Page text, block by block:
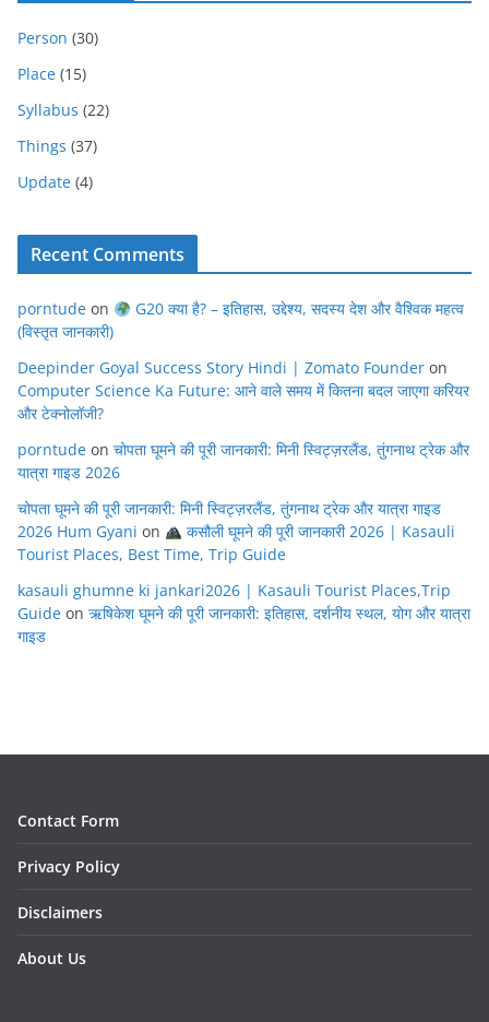
Person (30)
Place (15)
Syllabus (22)
Things (37)
Update (4)
Recent Comments
porntude on
G20 क्या है? – इतिहास, उद्देश्य, सदस्य देश और वैश्विक महत्व
(विस्तृत जानकारी)
Deepinder Goyal Success Story Hindi | Zomato Founder on
Computer Science Ka Future: आने वाले समय में कितना बदल जाएगा करियर
और टेक्नोलॉजी?
porntude on चोपता घूमने की पूरी जानकारी: मिनी स्विट्ज़रलैंड, तुंगनाथ ट्रेक और
यात्रा गाइड 2026
चोपता घूमने की पूरी जानकारी: मिनी स्विट्ज़रलैंड, तुंगनाथ ट्रेक और यात्रा गाइड
2026 Hum Gyani on
कसौली घूमने की पूरी जानकारी 2026 | Kasauli
Tourist Places, Best Time, Trip Guide
kasauli ghumne ki jankari2026 | Kasauli Tourist Places,Trip
Guide on ऋषिकेश घूमने की पूरी जानकारी: इतिहास, दर्शनीय स्थल, योग और यात्रा
गाइड
Contact Form
Privacy Policy
Disclaimers
About Us